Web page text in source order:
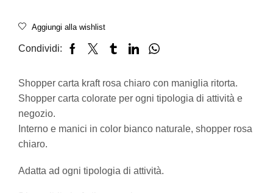
Aggiungi alla wishlist
Condividi:
Shopper carta kraft rosa chiaro con maniglia ritorta.
Shopper carta colorate per ogni tipologia di attività e
negozio.
Interno e manici in color bianco naturale, shopper rosa
chiaro.
Adatta ad ogni tipologia di attività.